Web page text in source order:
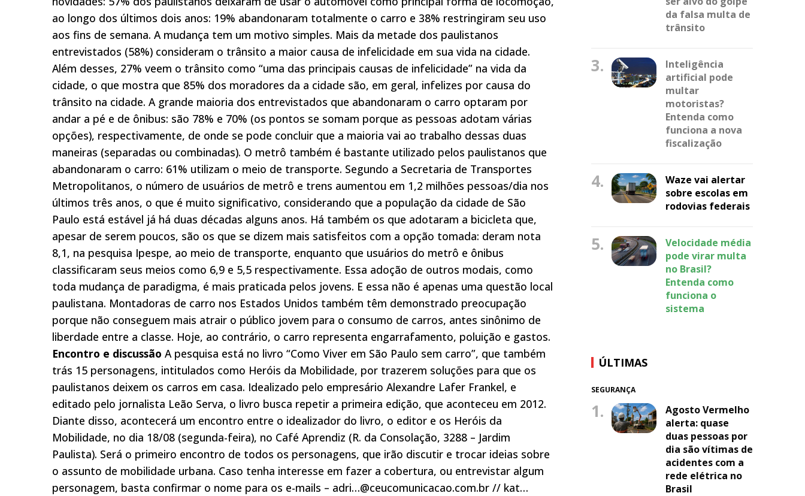
ao longo dos últimos dois anos: 19% abandonaram totalmente o carro e 38% restringiram seu uso
aos fins de semana. A mudança tem um motivo simples. Mais da metade dos paulistanos
entrevistados (58%) consideram o trânsito a maior causa de infelicidade em sua vida na cidade.
Além desses, 27% veem o trânsito como “uma das principais causas de infelicidade” na vida da
cidade, o que mostra que 85% dos moradores da a cidade são, em geral, infelizes por causa do
trânsito na cidade. A grande maioria dos entrevistados que abandonaram o carro optaram por
andar a pé e de ônibus: são 78% e 70% (os pontos se somam porque as pessoas adotam várias
opções), respectivamente, de onde se pode concluir que a maioria vai ao trabalho dessas duas
maneiras (separadas ou combinadas). O metrô também é bastante utilizado pelos paulistanos que
abandonaram o carro: 61% utilizam o meio de transporte. Segundo a Secretaria de Transportes
Metropolitanos, o número de usuários de metrô e trens aumentou em 1,2 milhões pessoas/dia nos
últimos três anos, o que é muito significativo, considerando que a população da cidade de São
Paulo está estável já há duas décadas alguns anos. Há também os que adotaram a bicicleta que,
apesar de serem poucos, são os que se dizem mais satisfeitos com a opção tomada: deram nota
8,1, na pesquisa Ipespe, ao meio de transporte, enquanto que usuários do metrô e ônibus
classificaram seus meios como 6,9 e 5,5 respectivamente. Essa adoção de outros modais, como
toda mudança de paradigma, é mais praticada pelos jovens. E essa não é apenas uma questão local
paulistana. Montadoras de carro nos Estados Unidos também têm demonstrado preocupação
porque não conseguem mais atrair o público jovem para o consumo de carros, antes sinônimo de
liberdade entre a classe. Hoje, ao contrário, o carro representa engarrafamento, poluição e gastos.
Encontro e discussão A pesquisa está no livro “Como Viver em São Paulo sem carro”, que também
trás 15 personagens, intitulados como Heróis da Mobilidade, por trazerem soluções para que os
paulistanos deixem os carros em casa. Idealizado pelo empresário Alexandre Lafer Frankel, e
editado pelo jornalista Leão Serva, o livro busca repetir a primeira edição, que aconteceu em 2012.
Diante disso, acontecerá um encontro entre o idealizador do livro, o editor e os Heróis da
Mobilidade, no dia 18/08 (segunda-feira), no Café Aprendiz (R. da Consolação, 3288 – Jardim
Paulista). Será o primeiro encontro de todos os personagens, que irão discutir e trocar ideias sobre
o assunto de mobilidade urbana. Caso tenha interesse em fazer a cobertura, ou entrevistar algum
personagem, basta confirmar o nome para os e-mails – adri…@ceucomunicacao.com.br // kat…
da falsa multa de
trânsito
3.
Inteligência
artificial pode
multar
motoristas?
Entenda como
funciona a nova
fiscalização
4.
Waze vai alertar
sobre escolas em
rodovias federais
5.
Velocidade média
pode virar multa
no Brasil?
Entenda como
funciona o
sistema
ÚLTIMAS
SEGURANÇA
1.
Agosto Vermelho
alerta: quase
duas pessoas por
dia são vítimas de
acidentes com a
rede elétrica no
Brasil